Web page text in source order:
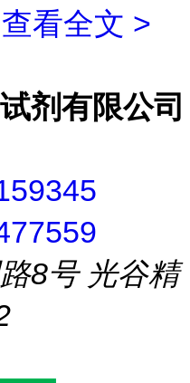
查看全文 >
剂有限公司
8号 光谷精